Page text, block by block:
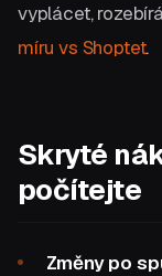
vyplácet,
míru vs Shoptet.
Skryté
počítejte
Změny po